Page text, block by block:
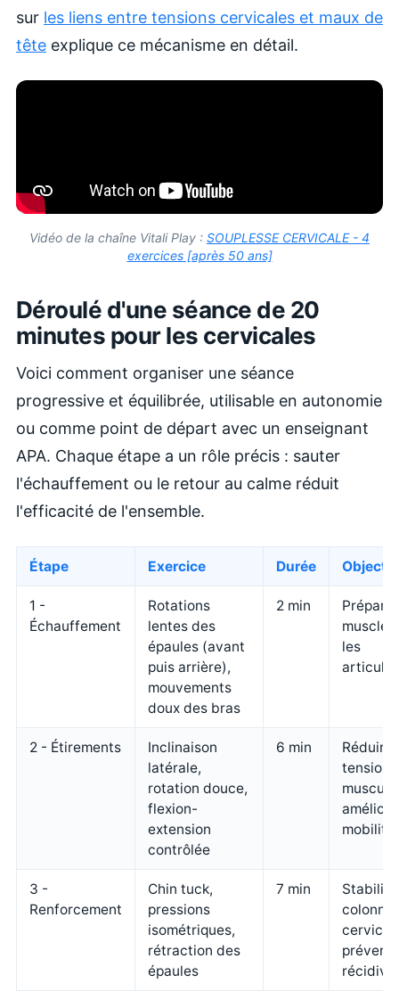
sur les liens entre tensions cervicales et maux de
tête explique ce mécanisme en détail.
Vidéo de la chaîne Vitali Play : SOUPLESSE CERVICALE - 4
exercices [après 50 ans]
Déroulé d'une séance de 20
minutes pour les cervicales
Voici comment organiser une séance
progressive et équilibrée, utilisable en autonomie
ou comme point de départ avec un enseignant
APA. Chaque étape a un rôle précis : sauter
l'échauffement ou le retour au calme réduit
l'efficacité de l'ensemble.
Étape Exercice Durée Objectif
1 -
Échauffement
Rotations
lentes des
épaules (avant
puis arrière),
mouvements
doux des bras
2 min
les
2 - Étirements
Inclinaison
latérale,
rotation douce,
flexion-
extension
contrôlée
6 min
Réduire
tensions
mobilité
3 -
Renforcement
Chin tuck,
pressions
isométriques,
rétraction des
épaules
7 min
colonne
prévenir